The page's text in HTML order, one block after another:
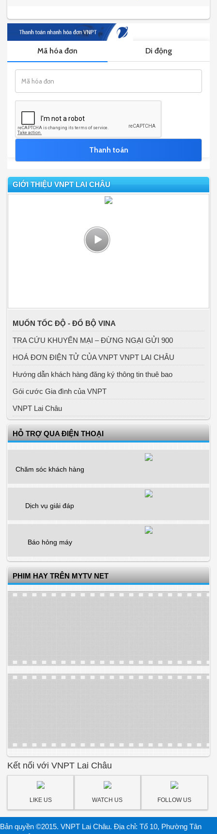
GIỚI THIỆU VNPT LAI CHÂU
MUỐN TỐC ĐỘ - ĐỔ BỘ VINA
TRA CỨU KHUYẾN MẠI – ĐỪNG NGẠI GỬI 900
HOÁ ĐƠN ĐIỆN TỬ CỦA VNPT VNPT LAI CHÂU
Hướng dẫn khách hàng đăng ký thông tin thuê bao
Gói cước Gia đình của VNPT
VNPT Lai Châu
HỖ TRỢ QUA ĐIỆN THOẠI
Chăm sóc khách hàng
Dịch vụ giải đáp
Báo hỏng máy
PHIM HAY TRÊN MYTV NET
Kết nối với VNPT Lai Châu
LIKE US WATCH US FOLLOW US
Bản quyền ©2015. VNPT Lai Châu. Địa chỉ: Tổ 10, Phường Tân